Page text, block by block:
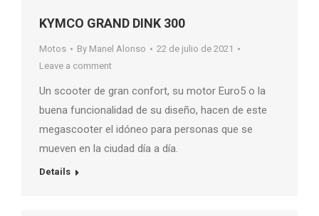
KYMCO GRAND DINK 300
Motos By Manel Alonso
22 de julio de 2021
Leave a comment
Un scooter de gran confort, su motor Euro5 o la
buena funcionalidad de su diseño, hacen de este
megascooter el idóneo para personas que se
mueven en la ciudad día a día.
Details